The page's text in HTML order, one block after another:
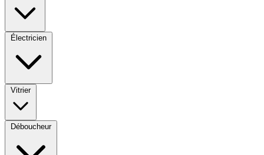
Électricien
Vitrier
Déboucheur